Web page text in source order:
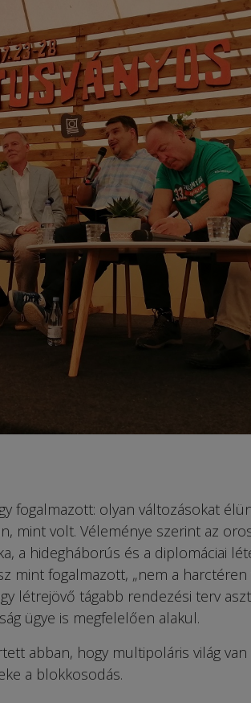
fogalmazott: olyan változásokat
mint volt. Véleménye szerint az
a hidegháborús és a diplomáciai
mint fogalmazott, „nem a harctéren
létrejövő tágabb rendezési terv
ügye is megfelelően alakul.
abban, hogy multipoláris világ
a blokkosodás.